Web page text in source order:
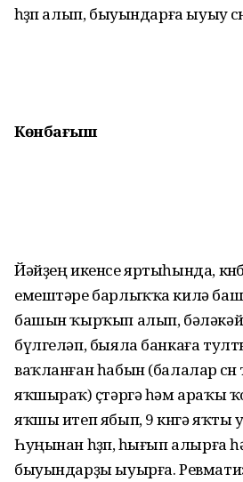
һөҙөп алып, быуындарға ыуыу
Көнбағыш
Йәйҙең икенсе яртыһында,
емештәре барлыҡҡа килә
башын ҡырҡып алып, бәләкәй
бүлгеләп, быяла банкаға
ваҡланған һабын (балалар өсөн
яҡшыраҡ) өҫтәргә һәм араҡы
яҡшы итеп ябып, 9 көнгә яҡты
Һуңынан һөҙөп, һығып алырға
быуындарҙы ыуырға.